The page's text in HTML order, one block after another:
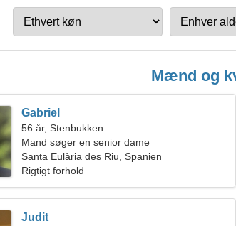
Mænd og
Gabriel
56 år, Stenbukken
Mand søger en senior dame
Santa Eulària des Riu, Spanien
Rigtigt forhold
Judit